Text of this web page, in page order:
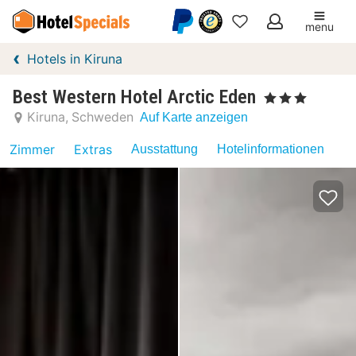
Meine
menu
Hotels in Kiruna
Best Western Hotel Arctic Eden , 3 Sterne
Kiruna Schweden Auf Karte anzeigen
Zimmer Extras Ausstattung Hotelinformationen